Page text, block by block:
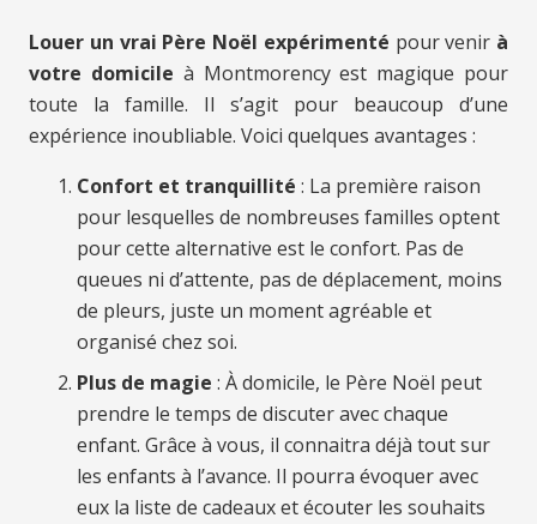
Louer un vrai Père Noël expérimenté pour venir à
votre domicile à Montmorency est magique pour
toute la famille. Il s’agit pour beaucoup d’une
expérience inoubliable. Voici quelques avantages :
Confort et tranquillité : La première raison
pour lesquelles de nombreuses familles optent
pour cette alternative est le confort. Pas de
queues ni d’attente, pas de déplacement, moins
de pleurs, juste un moment agréable et
organisé chez soi.
Plus de magie : À domicile, le Père Noël peut
prendre le temps de discuter avec chaque
enfant. Grâce à vous, il connaitra déjà tout sur
les enfants à l’avance. Il pourra évoquer avec
eux la liste de cadeaux et écouter les souhaits